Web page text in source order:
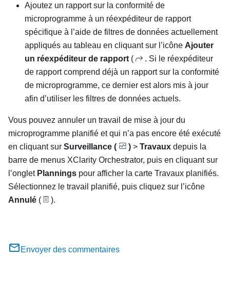
Ajoutez un rapport sur la conformité de
microprogramme à un réexpéditeur de rapport
spécifique à l’aide de filtres de données actuellement
appliqués au tableau en cliquant sur l’icône Ajouter
un réexpéditeur de rapport (
. Si le réexpéditeur
de rapport comprend déjà un rapport sur la conformité
de microprogramme, ce dernier est alors mis à jour
afin d’utiliser les filtres de données actuels.
Vous pouvez annuler un travail de mise à jour du
microprogramme planifié et qui n’a pas encore été exécuté
en cliquant sur Surveillance ( ) > Travaux depuis la
barre de menus XClarity Orchestrator, puis en cliquant sur
l’onglet Plannings pour afficher la carte Travaux planifiés.
Sélectionnez le travail planifié, puis cliquez sur l’icône
Annulé ( ).
Envoyer des commentaires